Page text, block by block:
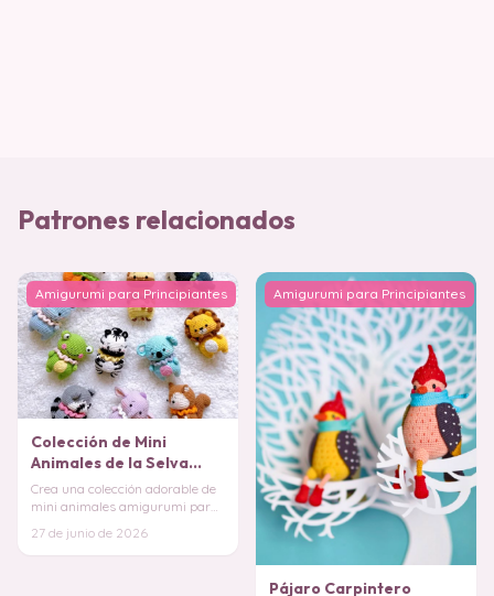
Patrones relacionados
Amigurumi para Principiantes
Colección de Mini
Animales de la Selva
Amigurumi (Patrón
Gratis)
Crea una colección adorable de
mini animales amigurumi para
león
27 de junio de 2026
Amigurumi para Principiantes
Pájaro Carpintero